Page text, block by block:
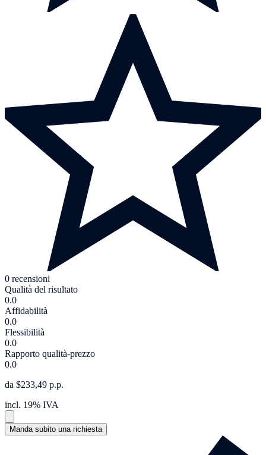
0 recensioni
Qualità del risultato
0.0
Affidabilità
0.0
Flessibilità
0.0
Rapporto qualità-prezzo
0.0
da $233,49 p.p.
incl. 19% IVA
Manda subito una richiesta